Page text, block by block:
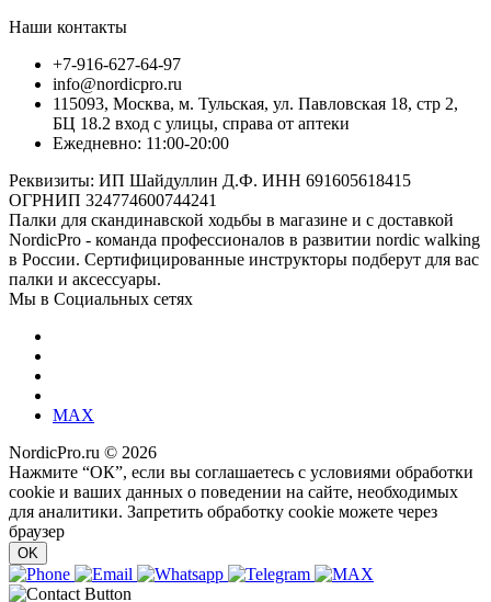
Наши контакты
+7-916-627-64-97
info@nordicpro.ru
115093, Москва, м. Тульская, ул. Павловская 18, стр 2,
БЦ 18.2 вход с улицы, справа от аптеки
Ежедневно: 11:00-20:00
Реквизиты: ИП Шайдуллин Д.Ф. ИНН 691605618415
ОГРНИП 324774600744241
Палки для скандинавской ходьбы в магазине и с доставкой
NordicPro - команда профессионалов в развитии nordic walking
в России. Сертифицированные инструкторы подберут для вас
палки и аксессуары.
Мы в Социальных сетях
MAX
NordicPro.ru © 2026
Нажмите “ОК”, если вы соглашаетесь с условиями обработки
cookie и ваших данных о поведении на сайте, необходимых
для аналитики. Запретить обработку cookie можете через
браузер
OK